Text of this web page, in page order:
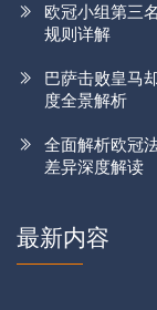
欧冠小组第三
规则详解
巴萨击败皇马
度全景解析
全面解析欧冠
差异深度解读
最新内容